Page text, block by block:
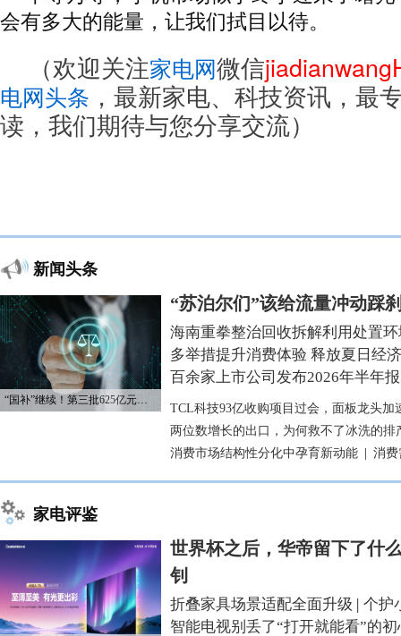
会有多大的能量，让我们拭目以待。
（欢迎关注家电网微信
电网头条 ，最新家电、科技资讯，最
读，我们期待与您分享交流）
新闻头条
“国补”继续！第三批625亿元资金已下达
“苏泊尔们”该给流量冲动踩
海南重拳整治回收拆解利用处置
多举措提升消费体验 释放夏日经
百余家上市公司发布2026年半年报
TCL科技93亿收购项目过会，面板龙头加
两位数增长的出口，为何救不了冰洗的排
消费市场结构性分化中孕育新动能
消费
家电评鉴
世界杯之后，华帝留下了什
钊
折叠家具场景适配全面升级 | 个护
智能电视别丢了“打开就能看”的初